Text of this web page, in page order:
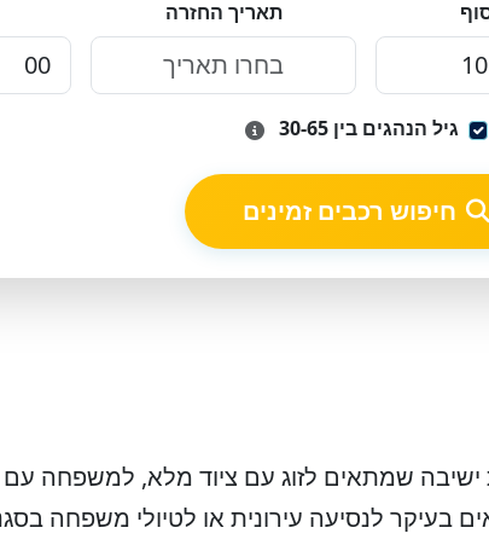
תאריך החזרה
גיל הנהגים בין 30-65
חיפוש רכבים זמינים
ישיבה שמתאים לזוג עם ציוד מלא, למשפחה
בעיקר לנסיעה עירונית או לטיולי משפחה